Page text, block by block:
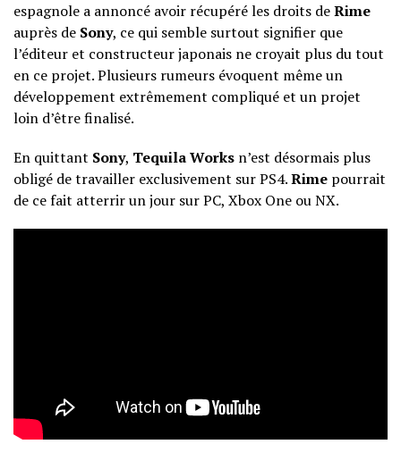
espagnole a annoncé avoir récupéré les droits deRime
auprès de Sony, ce qui semble surtout signifier que
l’éditeur et constructeur japonais ne croyait plus du tout
en ce projet. Plusieurs rumeurs évoquent même un
développement extrêmement compliqué et un projet
loin d’être finalisé.
En quittant Sony, Tequila Works n’est désormais plus
obligé de travailler exclusivement sur PS4.Rime pourrait
de ce fait atterrir un jour sur PC, Xbox One ou NX.